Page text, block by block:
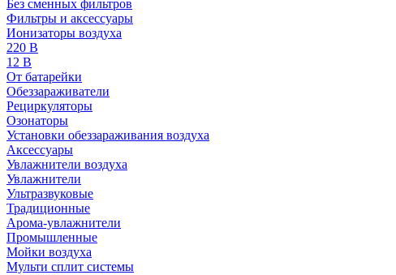
Без сменных фильтров
Фильтры и аксессуары
Ионизаторы воздуха
220 В
12 В
От батарейки
Обеззараживатели
Рециркуляторы
Озонаторы
Установки обеззараживания воздуха
Аксессуары
Увлажнители воздуха
Увлажнители
Ультразвуковые
Традиционные
Арома-увлажнители
Промышленные
Мойки воздуха
Мульти сплит системы